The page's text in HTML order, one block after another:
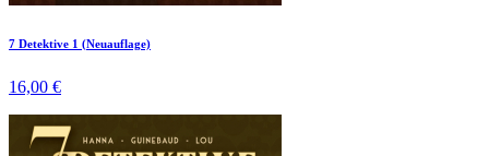
7 Detektive 1 (Neuauflage)
16,00 €